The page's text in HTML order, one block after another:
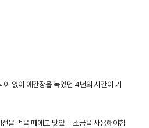
없어 애간장을 녹였던 4년의 시간이 기
을 먹을 때에도 맛있는 소금을 사용해야함